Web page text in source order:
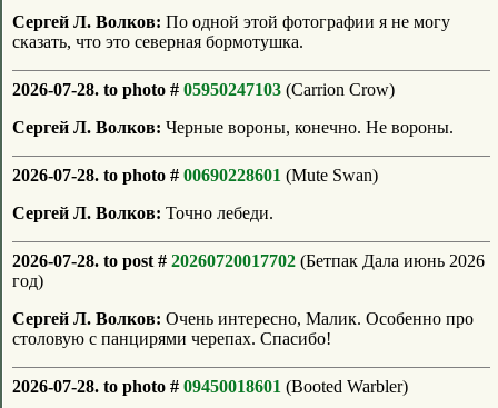
Сергей Л. Волков: По одной этой фотографии я не могу
сказать, что это северная бормотушка.
2026-07-28. to photo # 05950247103 (Carrion Crow)
Сергей Л. Волков: Черные вороны, конечно. Не вороны.
2026-07-28. to photo # 00690228601 (Mute Swan)
Сергей Л. Волков: Точно лебеди.
2026-07-28. to post # 20260720017702 (Бетпак Дала июнь 2026
год)
Сергей Л. Волков: Очень интересно, Малик. Особенно про
столовую с панцирями черепах. Спасибо!
2026-07-28. to photo # 09450018601 (Booted Warbler)